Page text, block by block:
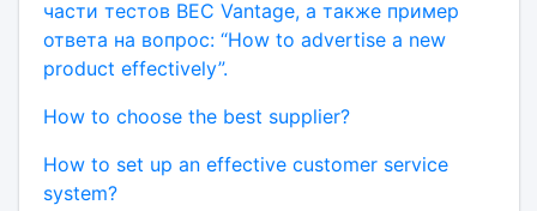
части тестов BEC Vantage, а также пример
ответа на вопрос: “How to advertise a new
product effectively”.
How to choose the best supplier?
How to set up an effective customer service
system?